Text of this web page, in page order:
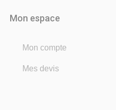
Mon espace
Mon compte
Mes devis